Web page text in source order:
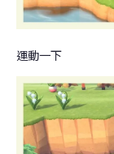
運動一下